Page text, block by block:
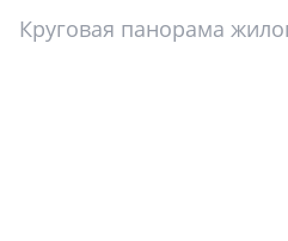
Круговая панорама